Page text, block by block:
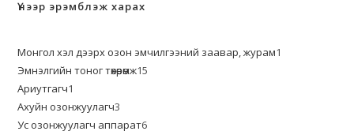
Үнээр эрэмблэж харах
Монгол хэл дээрх озон эмчилгээний заавар, журам1
Эмнэлгийн тоног төхөөрөмж15
Ариутгагч1
Ахуйн озонжуулагч3
Ус озонжуулагч аппарат6